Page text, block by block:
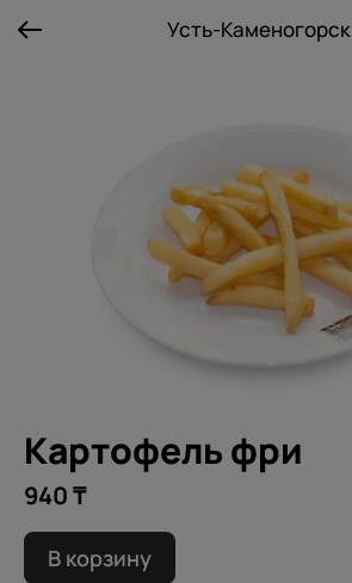
Усть-Каменогорск
Картофель фри
940 ₸
В корзину